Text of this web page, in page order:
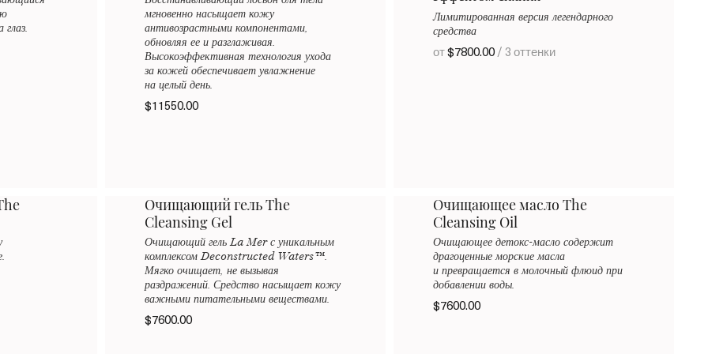
мгновенно насыщает кожу
антивозрастными компонентами,
обновляя ее и разглаживая.
Высокоэффективная технология ухода
за кожей обеспечивает увлажнение
на целый день.
$11550.00
Лимитированная версия легендарного
средства
от$7800.00/ 3 оттенки
Очищающий гель The
Cleansing Gel
Очищающий гель La Mer с уникальным
комплексом Deconstructed Waters™.
Мягко очищает, не вызывая
раздражений. Средство насыщает кожу
важными питательными веществами.
$7600.00
Очищающее масло The
Cleansing Oil
Очищающее детокс-масло содержит
драгоценные морские масла
и превращается в молочный флюид при
добавлении воды.
$7600.00